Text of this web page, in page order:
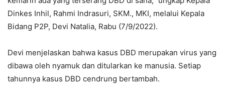
Dinkes Inhil, Rahmi Indrasuri, SKM., MKI, melalui Kepala
Bidang P2P, Devi Natalia, Rabu (7/9/2022).
Devi menjelaskan bahwa kasus DBD merupakan virus yang
dibawa oleh nyamuk dan ditularkan ke manusia. Setiap
tahunnya kasus DBD cendrung bertambah.